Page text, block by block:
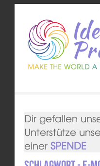
Dir gefallen
Unterstütze
einer SPENDE